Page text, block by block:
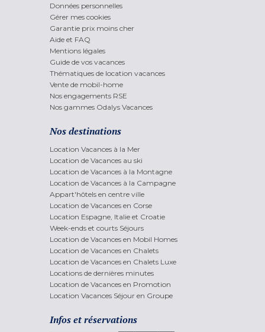
Données personnelles
Gérer mes cookies
Garantie prix moins cher
Aide et FAQ
Mentions légales
Guide de vos vacances
Thématiques de location vacances
Vente de mobil-home
Nos engagements RSE
Nos gammes Odalys Vacances
Nos destinations
Location Vacances à la Mer
Location de Vacances au ski
Location de Vacances à la Montagne
Location de Vacances à la Campagne
Appart'hôtels en centre ville
Location de Vacances en Corse
Location Espagne, Italie et Croatie
Week-ends et courts Séjours
Location de Vacances en Mobil Homes
Location de Vacances en Chalets
Location de Vacances en Chalets Luxe
Locations de dernières minutes
Location de Vacances en Promotion
Location Vacances Séjour en Groupe
Infos et réservations